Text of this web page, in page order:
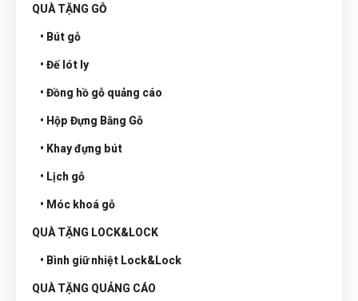
QUÀ TẶNG GỖ
• Bút gỗ
• Đế lót ly
• Đồng hồ gỗ quảng cáo
• Hộp Đựng Bằng Gỗ
• Khay đựng bút
• Lịch gỗ
• Móc khoá gỗ
QUÀ TẶNG LOCK&LOCK
• Bình giữ nhiệt Lock&Lock
QUÀ TẶNG QUẢNG CÁO